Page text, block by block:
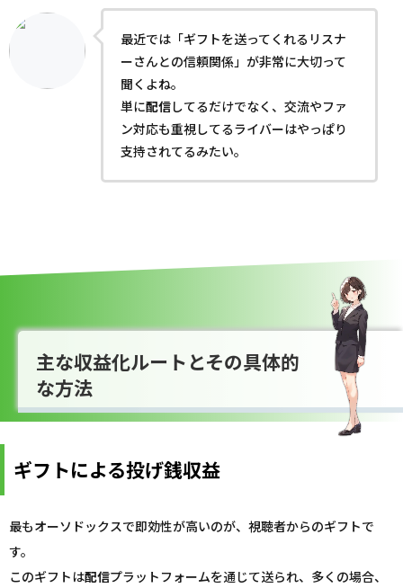
最近では「ギフトを送ってくれるリスナ
ーさんとの信頼関係」が非常に大切って
聞くよね。
単に配信してるだけでなく、交流やファ
ン対応も重視してるライバーはやっぱり
支持されてるみたい。
主な収益化ルートとその具体的
な方法
ギフトによる投げ銭収益
最もオーソドックスで即効性が高いのが、視聴者からのギフトで
す。
このギフトは配信プラットフォームを通じて送られ、多くの場合、